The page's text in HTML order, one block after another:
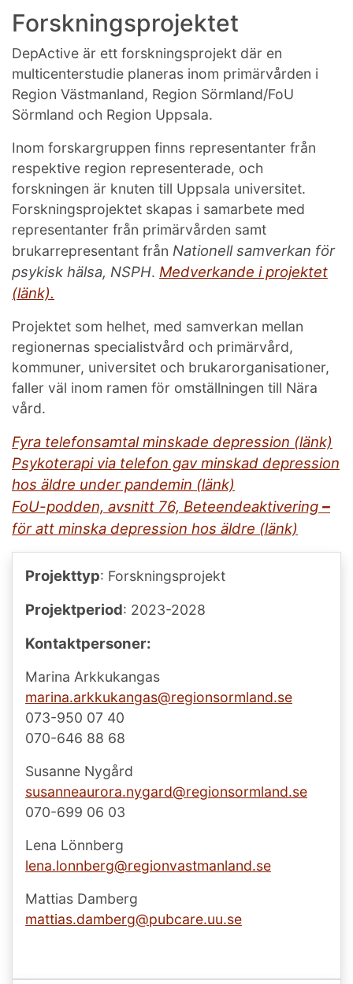
Forskningsprojektet
DepActive är ett forskningsprojekt där en
multicenterstudie planeras inom primärvården i
Region Västmanland, Region Sörmland/FoU
Sörmland och Region Uppsala.
Inom forskargruppen finns representanter från
respektive region representerade, och
forskningen är knuten till Uppsala universitet.
Forskningsprojektet skapas i samarbete med
representanter från primärvården samt
brukarrepresentant från Nationell samverkan för
psykisk hälsa, NSPH. Medverkande i projektet
(länk).
Projektet som helhet, med samverkan mellan
regionernas specialistvård och primärvård,
kommuner, universitet och brukarorganisationer,
faller väl inom ramen för omställningen till Nära
vård.
Fyra telefonsamtal minskade depression (länk)
Psykoterapi via telefon gav minskad depression
hos äldre under pandemin (länk)
FoU-podden, avsnitt 76, Beteendeaktivering –
för att minska depression hos äldre (länk)
Projekttyp: Forskningsprojekt
Projektperiod: 2023-2028
Kontaktpersoner:
Marina Arkkukangas
marina.arkkukangas@regionsormland.se
073-950 07 40
070-646 88 68
Susanne Nygård
susanneaurora.nygard@regionsormland.se
070-699 06 03
Lena Lönnberg
lena.lonnberg@regionvastmanland.se
Mattias Damberg
mattias.damberg@pubcare.uu.se